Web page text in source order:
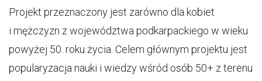
Projekt przeznaczony jest zarówno dla kobiet
i mężczyzn z województwa podkarpackiego w wieku
powyżej 50. roku życia. Celem głównym projektu jest
popularyzacja nauki i wiedzy wśród osób 50+ z terenu